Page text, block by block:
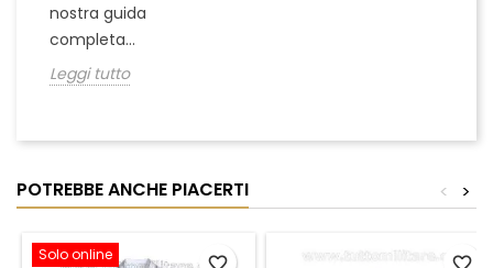
nostra guida
completa...
Leggi tutto
POTREBBE ANCHE PIACERTI >
<
Solo online